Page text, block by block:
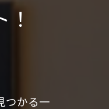
つかる一